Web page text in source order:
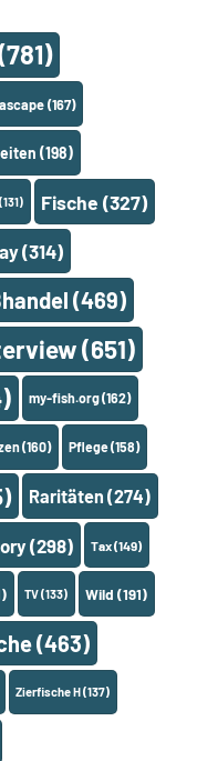
(167)
(198)
(131) Fische (327)
(314)
(469)
(651)
my-fish.org(162)
(160) Pflege(158)
Raritäten (274)
(298) Tax(149)
TV(133) Wild (191)
(463)
Zierfische H(137)